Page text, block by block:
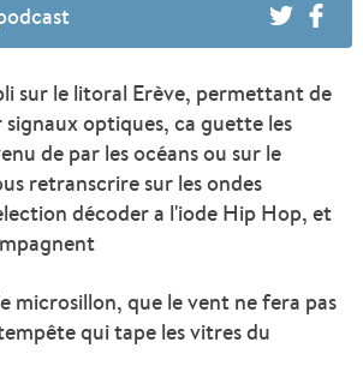
sur le litoral Erève, permettant de
optiques, ca guette les
de par les océans ou sur le
retranscrire sur les ondes
décoder a l'iode Hip Hop, et
microsillon, que le vent ne fera pas
qui tape les vitres du